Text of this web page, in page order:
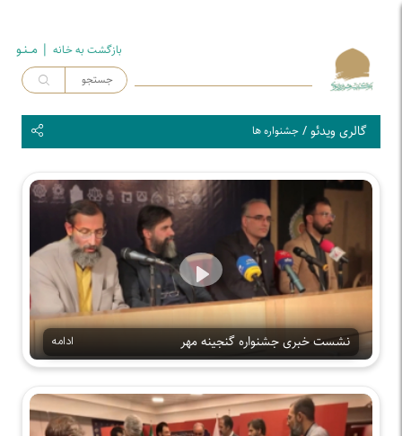
بازگشت به خـانه | مــنـو
گالری ویدئو/ جشنواره ها
Play
نشست خبری جشنواره گنجینه مهر ادامه